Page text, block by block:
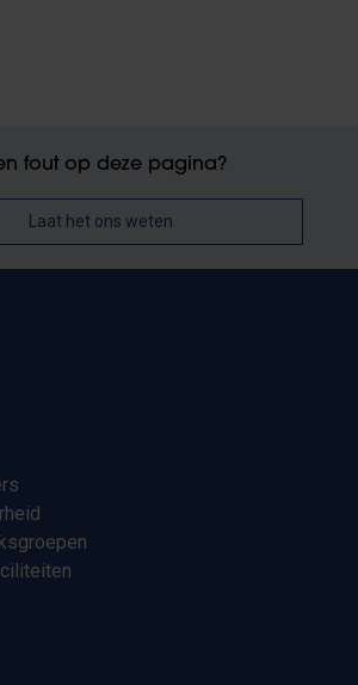
fout op deze pagina?
Laat het ons weten